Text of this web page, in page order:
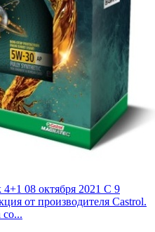
4+1 08 октября 2021 С 9
от производителя Castrol.